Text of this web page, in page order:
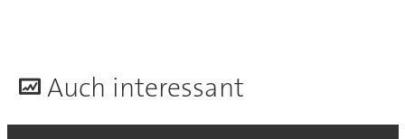
Auch interessant